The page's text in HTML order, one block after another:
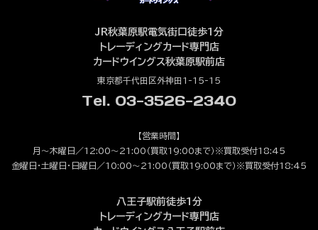
JR秋葉原駅電気街口徒歩1分
トレーディングカード専門店
カードウイングス秋葉原駅前店
東京都千代田区外神田1-15-15
Tel. 03-3526-2340
【営業時間】
月～木曜日／12:00～21:00（買取19:00まで）※買取受付18:45
金曜日・土曜日・日曜日／10:00～21:00（買取19:00まで）※買取受付18:45
八王子駅前徒歩1分
トレーディングカード専門店